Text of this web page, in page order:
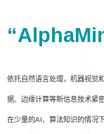
依托自然语言处理，机器视觉
据、边缘计算等新信息技术紧
在少量的AI、算法知识的情况